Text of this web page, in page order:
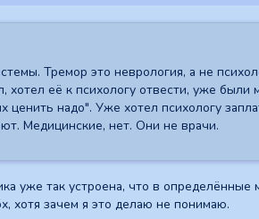
Тремор это неврология, а не
её к психологу отвести, уже были
надо". Уже хотел психологу
Медицинские, нет. Они не врачи.
уже так устроена, что в
хотя зачем я это делаю не понимаю.